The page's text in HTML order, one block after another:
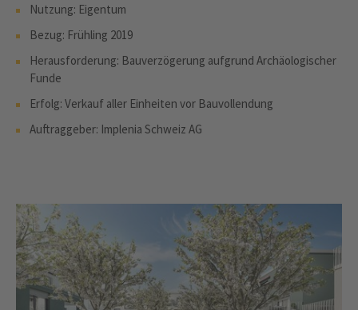
Nutzung: Eigentum
Bezug: Frühling 2019
Herausforderung: Bauverzögerung aufgrund Archäologischer
Funde
Erfolg: Verkauf aller Einheiten vor Bauvollendung
Auftraggeber: Implenia Schweiz AG